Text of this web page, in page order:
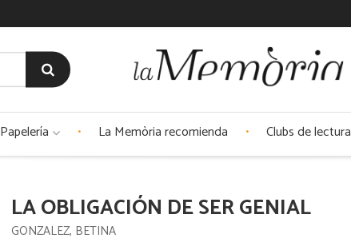
Papelería La Memòria recomienda Clubs de lectura
LA OBLIGACIÓN DE SER GENIAL
GONZALEZ, BETINA